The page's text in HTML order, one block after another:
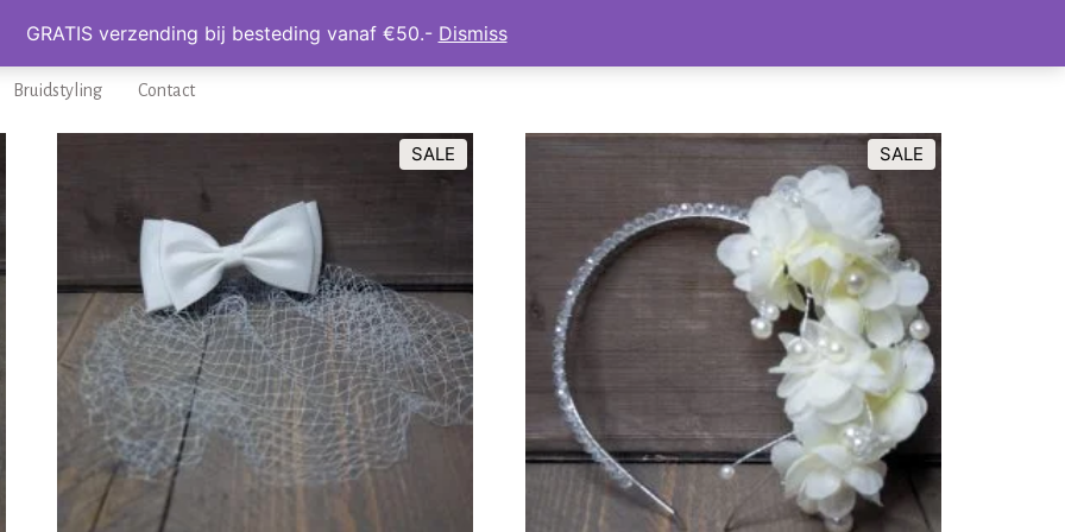
Home Haaraccessoires Sieraden Kinder Actie
Bruidstyling Contact
SALE SALE
GRATIS verzending bij besteding vanaf €50.- Dismiss